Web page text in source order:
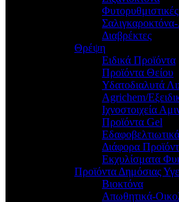
Διαβρέκτες
Θρέψη
Ειδικά Προϊόντα
Προϊόντα Θείου
Υδατοδιαλυτά
Agrichem/
Ιχνοστοιχεία
Προϊόντα Gel
Εδαφοβελτιωτικά
Διάφορα
Εκχυλίσματα
Προϊόντα Δημόσιας
Βιοκτόνα
Απωθητικά-